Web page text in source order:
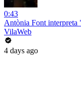
0:43
Antònia Font interpreta
VilaWeb
4 days ago